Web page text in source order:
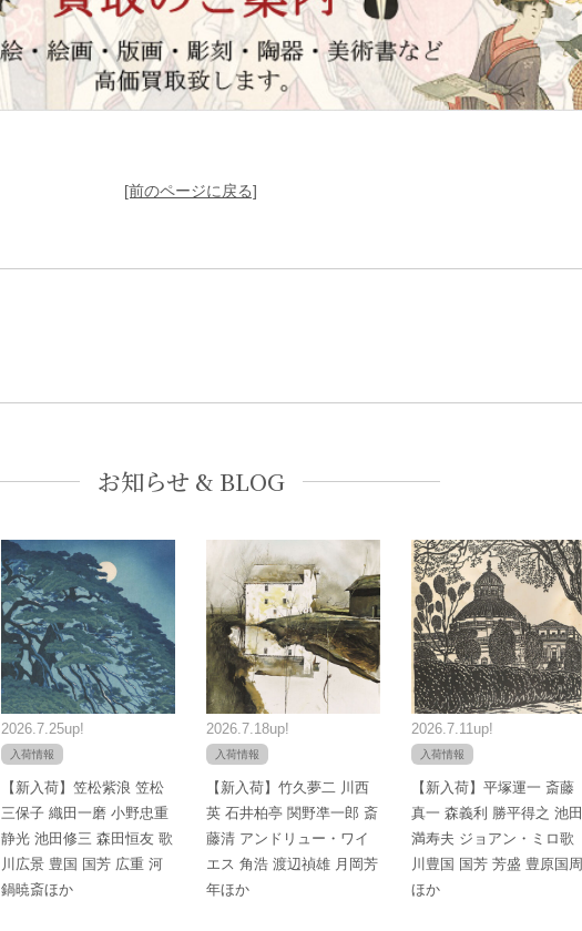
[前のページに戻る]
お知らせ & BLOG
2026.7.25up!
入荷情報
【新入荷】笠松紫浪 笠松
三保子 織田一磨 小野忠重
静光 池田修三 森田恒友 歌
川広景 豊国 国芳 広重 河
鍋暁斎ほか
2026.7.18up!
入荷情報
【新入荷】竹久夢二 川西
英 石井柏亭 関野凖一郎 斎
藤清 アンドリュー・ワイ
エス 角浩 渡辺禎雄 月岡芳
年ほか
2026.7.11up!
入荷情報
【新入荷】平塚運一 斎藤
真一 森義利 勝平得之 池田
満寿夫 ジョアン・ミロ歌
川豊国 国芳 芳盛 豊原国周
ほか